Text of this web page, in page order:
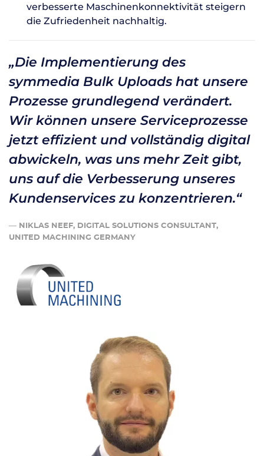
verbesserte Maschinenkonnektivität steigern
die Zufriedenheit nachhaltig.
„Die Implementierung des
symmedia Bulk Uploads hat unsere
Prozesse grundlegend verändert.
Wir können unsere Serviceprozesse
jetzt effizient und vollständig digital
abwickeln, was uns mehr Zeit gibt,
uns auf die Verbesserung unseres
Kundenservices zu konzentrieren.“
— NIKLAS NEEF, DIGITAL SOLUTIONS CONSULTANT,
UNITED MACHINING GERMANY